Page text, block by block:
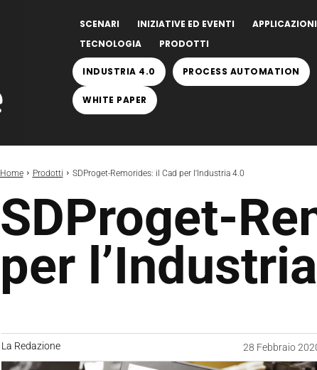
SCENARI INIZIATIVE ED EVENTI APPLICAZIONI
TECNOLOGIA
PRODOTTI
INDUSTRIA 4.0 PROCESS AUTOMATION
WHITE PAPER
Home Prodotti SDProget-Remorides: il Cad per l'Industria 4.0
SDProget-
per
La Redazione 28 Febbraio